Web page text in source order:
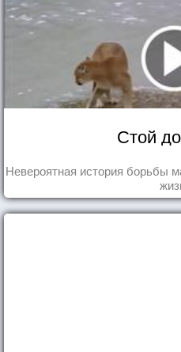
Стой
Невероятная история борьбы